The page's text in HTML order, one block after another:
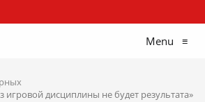
Menu ≡
игровой дисциплины не будет результата»